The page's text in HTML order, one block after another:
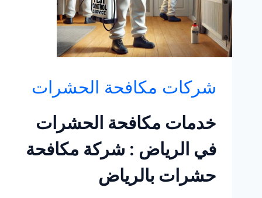
شركات مكافحة الحشرات
خدمات مكافحة الحشرات
في الرياض : شركة مكافحة
حشرات بالرياض